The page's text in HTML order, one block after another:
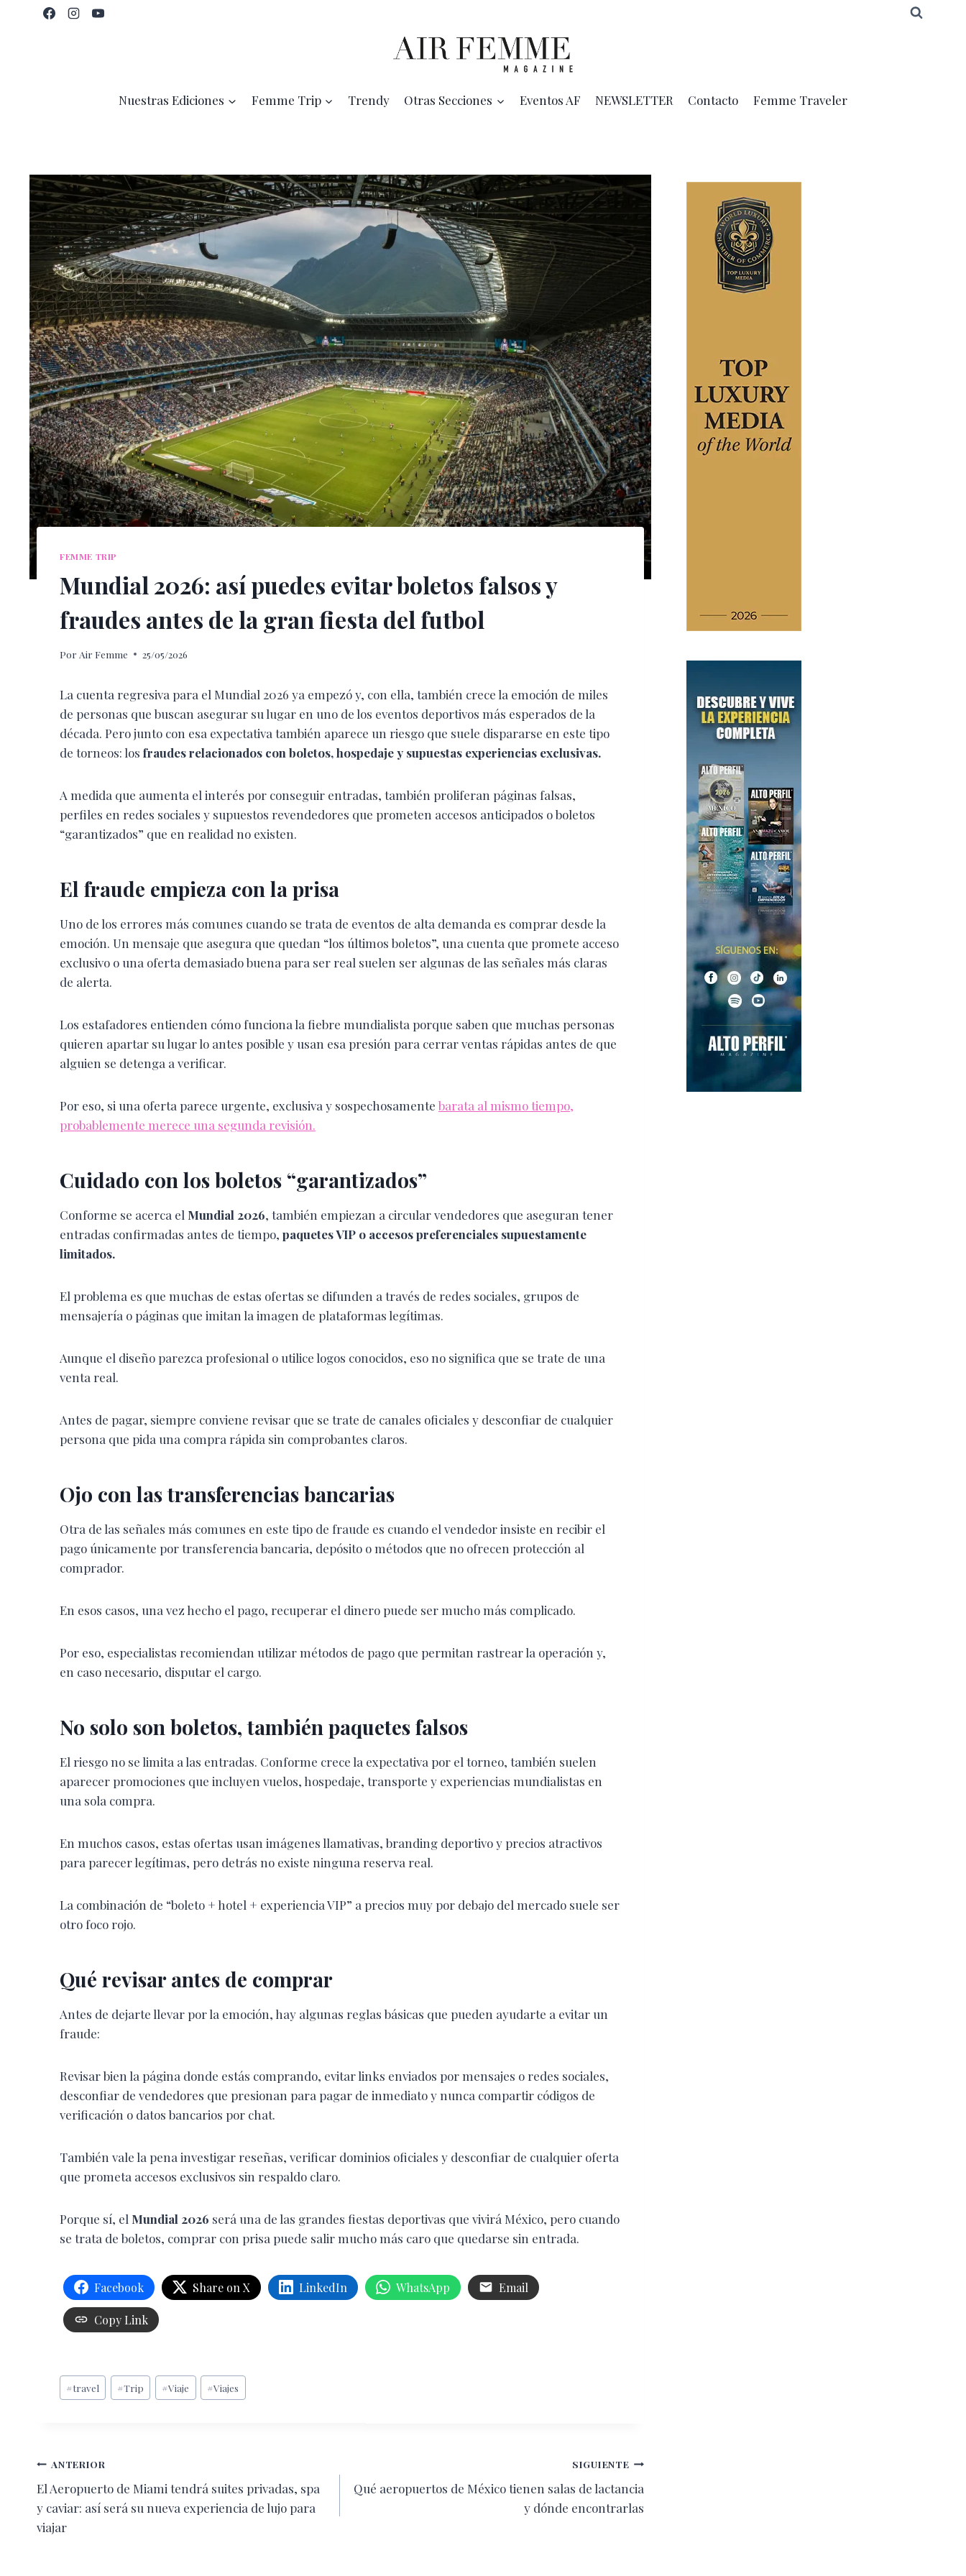
Nuestras Ediciones Femme Trip Trendy Otras Secciones Eventos AF NEWSLETTER Contacto Femme Traveler
FEMME TRIP
Mundial 2026: así puedes evitar boletos falsos y
fraudes antes de la gran fiesta del futbol
Por Air Femme 25/05/2026
La cuenta regresiva para el Mundial 2026 ya empezó y, con ella, también crece la emoción de miles
de personas que buscan asegurar su lugar en uno de los eventos deportivos más esperados de la
década. Pero junto con esa expectativa también aparece un riesgo que suele dispararse en este tipo
de torneos: los fraudes relacionados con boletos, hospedaje y supuestas experiencias exclusivas.
A medida que aumenta el interés por conseguir entradas, también proliferan páginas falsas,
perfiles en redes sociales y supuestos revendedores que prometen accesos anticipados o boletos
“garantizados” que en realidad no existen.
El fraude empieza con la prisa
Uno de los errores más comunes cuando se trata de eventos de alta demanda es comprar desde la
emoción. Un mensaje que asegura que quedan “los últimos boletos”, una cuenta que promete acceso
exclusivo o una oferta demasiado buena para ser real suelen ser algunas de las señales más claras
de alerta.
Los estafadores entienden cómo funciona la fiebre mundialista porque saben que muchas personas
quieren apartar su lugar lo antes posible y usan esa presión para cerrar ventas rápidas antes de que
alguien se detenga a verificar.
Por eso, si una oferta parece urgente, exclusiva y sospechosamente barata al mismo tiempo,
probablemente merece una segunda revisión.
Cuidado con los boletos “garantizados”
Conforme se acerca el Mundial 2026, también empiezan a circular vendedores que aseguran tener
entradas confirmadas antes de tiempo, paquetes VIP o accesos preferenciales supuestamente
limitados.
El problema es que muchas de estas ofertas se difunden a través de redes sociales, grupos de
mensajería o páginas que imitan la imagen de plataformas legítimas.
Aunque el diseño parezca profesional o utilice logos conocidos, eso no significa que se trate de una
venta real.
Antes de pagar, siempre conviene revisar que se trate de canales oficiales y desconfiar de cualquier
persona que pida una compra rápida sin comprobantes claros.
Ojo con las transferencias bancarias
Otra de las señales más comunes en este tipo de fraude es cuando el vendedor insiste en recibir el
pago únicamente por transferencia bancaria, depósito o métodos que no ofrecen protección al
comprador.
En esos casos, una vez hecho el pago, recuperar el dinero puede ser mucho más complicado.
Por eso, especialistas recomiendan utilizar métodos de pago que permitan rastrear la operación y,
en caso necesario, disputar el cargo.
No solo son boletos, también paquetes falsos
El riesgo no se limita a las entradas. Conforme crece la expectativa por el torneo, también suelen
aparecer promociones que incluyen vuelos, hospedaje, transporte y experiencias mundialistas en
una sola compra.
En muchos casos, estas ofertas usan imágenes llamativas, branding deportivo y precios atractivos
para parecer legítimas, pero detrás no existe ninguna reserva real.
La combinación de “boleto + hotel + experiencia VIP” a precios muy por debajo del mercado suele ser
otro foco rojo.
Qué revisar antes de comprar
Antes de dejarte llevar por la emoción, hay algunas reglas básicas que pueden ayudarte a evitar un
fraude:
Revisar bien la página donde estás comprando, evitar links enviados por mensajes o redes sociales,
desconfiar de vendedores que presionan para pagar de inmediato y nunca compartir códigos de
verificación o datos bancarios por chat.
También vale la pena investigar reseñas, verificar dominios oficiales y desconfiar de cualquier oferta
que prometa accesos exclusivos sin respaldo claro.
Porque sí, el Mundial 2026 será una de las grandes fiestas deportivas que vivirá México, pero cuando
se trata de boletos, comprar con prisa puede salir mucho más caro que quedarse sin entrada.
Facebook Share on X LinkedIn WhatsApp Email
Copy Link
Etiquetas
de
#travel #Trip #Viaje #Viajes
Navegación
de
entradas
ANTERIOR
El Aeropuerto de Miami tendrá suites privadas, spa
y caviar: así será su nueva experiencia de lujo para
viajar
SIGUIENTE
Qué aeropuertos de México tienen salas de lactancia
y dónde encontrarlas